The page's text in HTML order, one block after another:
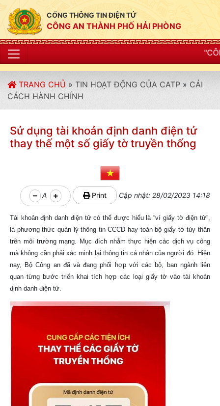
CỔNG THÔNG TIN ĐIỆN TỬ
CÔNG AN THÀNH PHỐ HẢI PHÒNG
"CÔNG AN THÀNH
TRANG CHỦ » TIN HOẠT ĐỘNG CỦA CATP » CẢI
CÁCH HÀNH CHÍNH
Sử dụng tài khoản định danh điện tử
thay thế một số giấy tờ truyền thống
A Print Cập nhật: 28/02/2023 14:18
Tài khoản định danh điện tử có thể được hiểu là “ví giấy tờ điện tử”,
là phương thức quản lý thông tin CCCD hay toàn bộ giấy tờ tùy thân
trên môi trường mạng. Mục đích nhằm thực hiện các dịch vụ công
mà không cần phải xác minh lại thông tin cá nhân của người đó. Hiện
nay, Bộ Công an đã và đang phối hợp với các bộ, ban ngành liên
quan từng bước triển khai tích hợp các loại giấy tờ vào tài khoản
định danh điện tử.